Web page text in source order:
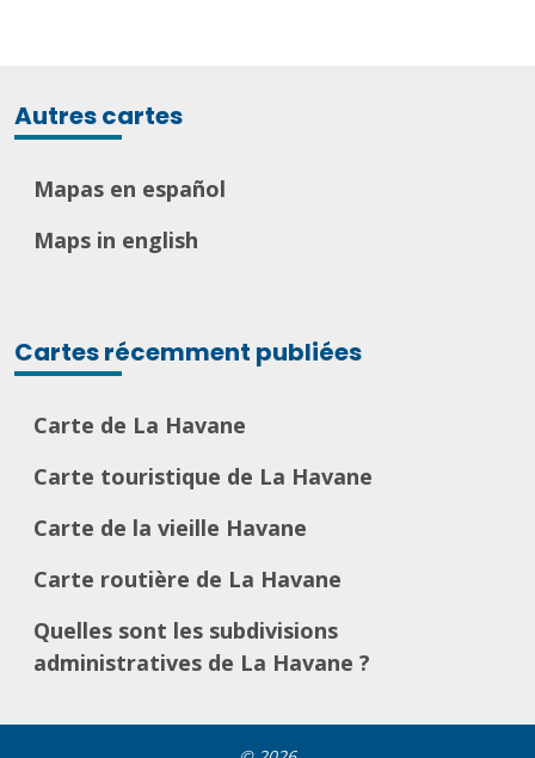
Autres cartes
Mapas en español
Maps in english
Cartes récemment publiées
Carte de La Havane
Carte touristique de La Havane
Carte de la vieille Havane
Carte routière de La Havane
Quelles sont les subdivisions
administratives de La Havane ?